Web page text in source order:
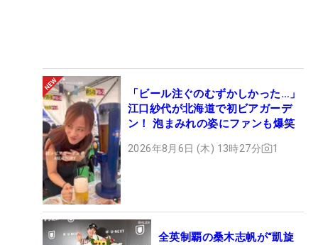
「ビール注ぐのむずかしかった…」
江口紗代が北海道で初ビアガーデ
ン！ 泡まみれの姿にファンも爆笑
2026年8月6日 (木) 13時27分 1
全英制覇の桑木志帆が“凱旋